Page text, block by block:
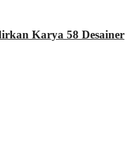
Karya 58 Desainer